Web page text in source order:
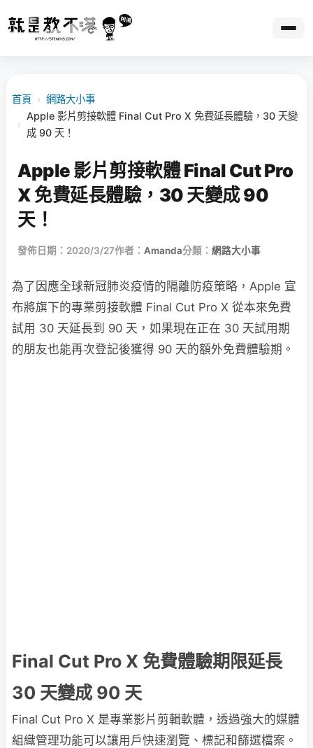
首頁 › 網路大小事
›
Apple 影片剪接軟體 Final Cut Pro X 免費延長體驗，30 天變
成 90 天！
Apple 影片剪接軟體 Final Cut Pro
X 免費延長體驗，30 天變成 90
天！
發佈日期：2020/3/27作者： Amanda分類： 網路大小事
為了因應全球新冠肺炎疫情的隔離防疫策略，Apple 宣
布將旗下的專業剪接軟體 Final Cut Pro X 從本來免費
試用 30 天延長到 90 天，如果現在正在 30 天試用期
的朋友也能再次登記後獲得 90 天的額外免費體驗期。
Final Cut Pro X 免費體驗期限延長
30 天變成 90 天
Final Cut Pro X 是專業影片剪輯軟體，透過強大的媒體
組織管理功能可以讓用戶快速瀏覽、標記和篩選檔案。